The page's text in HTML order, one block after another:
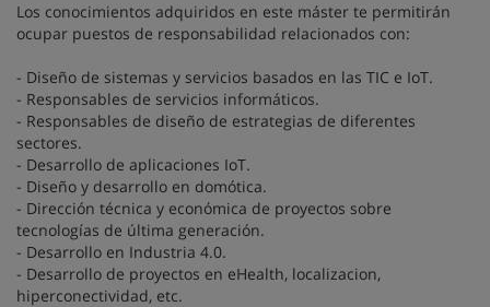
Los conocimientos adquiridos en este máster te permitirán
ocupar puestos de responsabilidad relacionados con:
- Diseño de sistemas y servicios basados en las TIC e IoT.
- Responsables de servicios informáticos.
- Responsables de diseño de estrategias de diferentes
sectores.
- Desarrollo de aplicaciones IoT.
- Diseño y desarrollo en domótica.
- Dirección técnica y económica de proyectos sobre
tecnologías de última generación.
- Desarrollo en Industria 4.0.
- Desarrollo de proyectos en eHealth, localizacion,
hiperconectividad, etc.